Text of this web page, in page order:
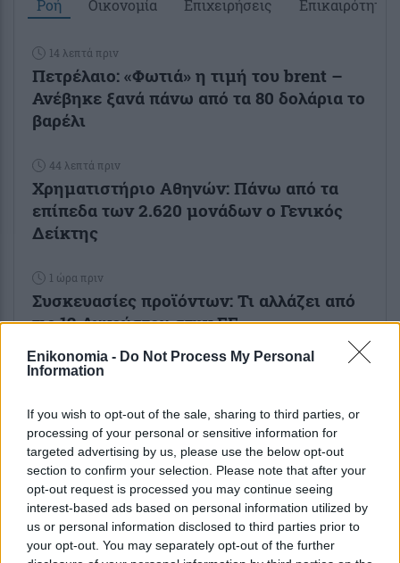
Enikonomia - Do Not Process My Personal
Information
If you wish to opt-out of the sale, sharing to third parties, or
processing of your personal or sensitive information for
targeted advertising by us, please use the below opt-out
section to confirm your selection. Please note that after your
opt-out request is processed you may continue seeing
interest-based ads based on personal information utilized by
us or personal information disclosed to third parties prior to
your opt-out. You may separately opt-out of the further
Ροή Οικονομία Επιχειρήσεις Επικαιρότητα
14 λεπτά πριν
Πετρέλαιο: «Φωτιά» η τιμή του brent –
Ανέβηκε ξανά πάνω από τα 80 δολάρια το
βαρέλι
44 λεπτά πριν
Χρηματιστήριο Αθηνών: Πάνω από τα
επίπεδα των 2.620 μονάδων ο Γενικός
Δείκτης
1 ώρα πριν
Συσκευασίες προϊόντων: Τι αλλάζει από
τις 12 Αυγούστου στην ΕΕ
ENIKOS NETWORK